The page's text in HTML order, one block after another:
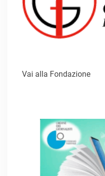
Vai alla Fondazione